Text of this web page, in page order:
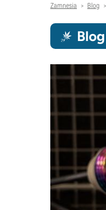
Zamnesia > Blog >
Blog